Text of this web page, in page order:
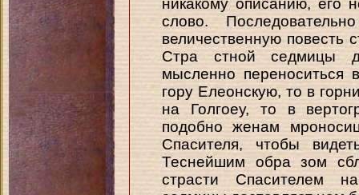
никакому описанию, его
слово.
величественную повесть
Стра стной седмицы
мысленно
гору Елеонскую, то в
на Голгоеу, то в
подобно женам
Спасителя, чтобы
Теснейшим обра зом
страсти Спасителем